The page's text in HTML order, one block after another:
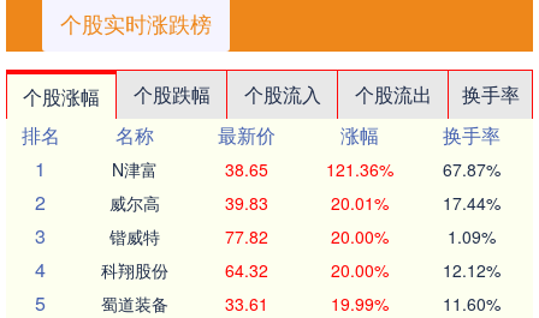
个股实时涨跌榜
个股涨幅 个股跌幅 个股流入 个股流出
换手率
排名
名称 最新价 涨幅
换手率
1
N津富 38.65 121.36% 67.87%
2 威尔高 39.83 20.01% 17.44%
3 锴威特 77.82 20.00% 1.09%
4 科翔股份 64.32 20.00% 12.12%
5 蜀道装备 33.61 19.99% 11.60%